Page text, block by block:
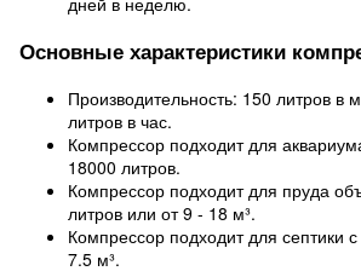
Основные характеристики
Производительность: 150 литров в
литров в час.
Компрессор подходит для
18000 литров.
Компрессор подходит для пруда
литров или от 9 - 18 м³.
Компрессор подходит для септики
7.5 м³.